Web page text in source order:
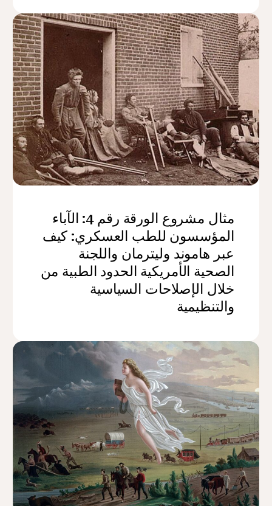
مثال مشروع الورقة رقم 4: الآباء
المؤسسون للطب العسكري: كيف
عبر هاموند وليترمان واللجنة
الصحية الأمريكية الحدود الطبية من
خلال الإصلاحات السياسية
والتنظيمية